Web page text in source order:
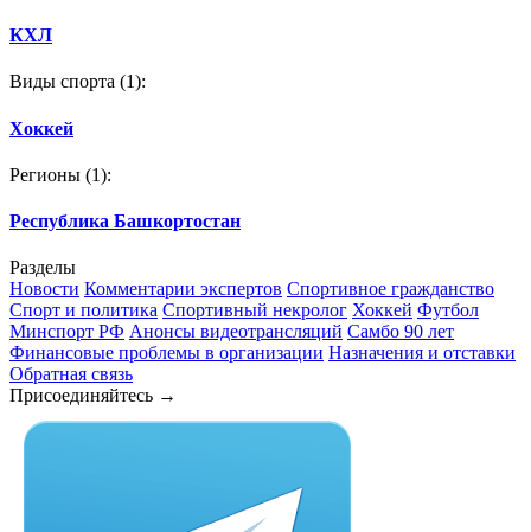
КХЛ
Виды спорта (1):
Хоккей
Регионы (1):
Республика Башкортостан
Разделы
Новости Комментарии экспертов Спортивное гражданство
Спорт и политика Спортивный некролог Хоккей Футбол
Минспорт РФ Анонсы видеотрансляций Самбо 90 лет
Финансовые проблемы в организации Назначения и отставки
Обратная связь
Присоединяйтесь →